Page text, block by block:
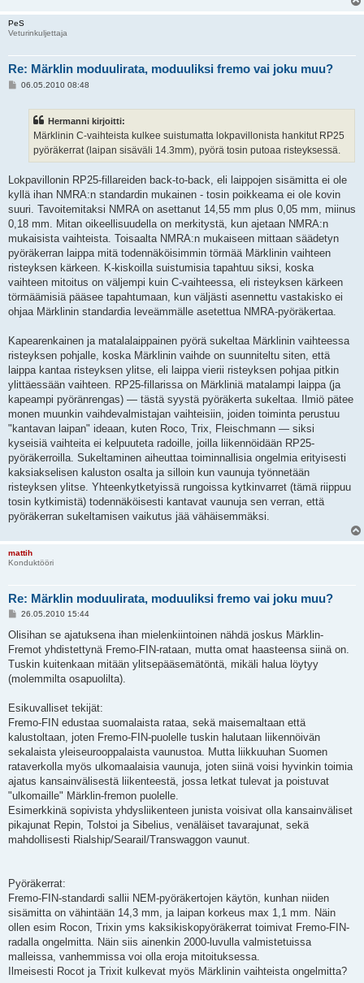
PeS
Veturinkuljettaja
Re: Märklin moduulirata, moduuliksi fremo vai joku muu?
V06.05.2010 08:48
Hermanni kirjoitti:
Märklinin C-vaihteista kulkee suistumatta lokpavillonista hankitut RP25
pyöräkerrat (laipan sisäväli 14.3mm), pyörä tosin putoaa risteyksessä.
Lokpavillonin RP25-fillareiden back-to-back, eli laippojen sisämitta ei ole
kyllä ihan NMRA:n standardin mukainen - tosin poikkeama ei ole kovin
suuri. Tavoitemitaksi NMRA on asettanut 14,55 mm plus 0,05 mm, miinus
0,18 mm. Mitan oikeellisuudella on merkitystä, kun ajetaan NMRA:n
mukaisista vaihteista. Toisaalta NMRA:n mukaiseen mittaan säädetyn
pyöräkerran laippa mitä todennäköisimmin törmää Märklinin vaihteen
risteyksen kärkeen. K-kiskoilla suistumisia tapahtuu siksi, koska
vaihteen mitoitus on väljempi kuin C-vaihteessa, eli risteyksen kärkeen
törmäämisiä pääsee tapahtumaan, kun väljästi asennettu vastakisko ei
ohjaa Märklinin standardia leveämmälle asetettua NMRA-pyöräkertaa.
Kapearenkainen ja matalalaippainen pyörä sukeltaa Märklinin vaihteessa
risteyksen pohjalle, koska Märklinin vaihde on suunniteltu siten, että
laippa kantaa risteyksen ylitse, eli laippa vierii risteyksen pohjaa pitkin
ylittäessään vaihteen. RP25-fillarissa on Märkliniä matalampi laippa (ja
kapeampi pyöränrengas) — tästä syystä pyöräkerta sukeltaa. Ilmiö pätee
monen muunkin vaihdevalmistajan vaihteisiin, joiden toiminta perustuu
"kantavan laipan" ideaan, kuten Roco, Trix, Fleischmann — siksi
kyseisiä vaihteita ei kelpuuteta radoille, joilla liikennöidään RP25-
pyöräkerroilla. Sukeltaminen aiheuttaa toiminnallisia ongelmia erityisesti
kaksiakselisen kaluston osalta ja silloin kun vaunuja työnnetään
risteyksen ylitse. Yhteenkytketyissä rungoissa kytkinvarret (tämä riippuu
tosin kytkimistä) todennäköisesti kantavat vaunuja sen verran, että
pyöräkerran sukeltamisen vaikutus jää vähäisemmäksi.
mattih
Konduktööri
Re: Märklin moduulirata, moduuliksi fremo vai joku muu?
V
e
t
i
26.05.2010 15:44
Olisihan se ajatuksena ihan mielenkiintoinen nähdä joskus Märklin-
Fremot yhdistettynä Fremo-FIN-rataan, mutta omat haasteensa siinä on.
Tuskin kuitenkaan mitään ylitsepääsemätöntä, mikäli halua löytyy
(molemmilta osapuolilta).
Esikuvalliset tekijät:
Fremo-FIN edustaa suomalaista rataa, sekä maisemaltaan että
kalustoltaan, joten Fremo-FIN-puolelle tuskin halutaan liikennöivän
sekalaista yleiseurooppalaista vaunustoa. Mutta liikkuuhan Suomen
rataverkolla myös ulkomaalaisia vaunuja, joten siinä voisi hyvinkin toimia
ajatus kansainvälisestä liikenteestä, jossa letkat tulevat ja poistuvat
"ulkomaille" Märklin-fremon puolelle.
Esimerkkinä sopivista yhdysliikenteen junista voisivat olla kansainväliset
pikajunat Repin, Tolstoi ja Sibelius, venäläiset tavarajunat, sekä
mahdollisesti Rialship/Searail/Transwaggon vaunut.
Pyöräkerrat:
Fremo-FIN-standardi sallii NEM-pyöräkertojen käytön, kunhan niiden
sisämitta on vähintään 14,3 mm, ja laipan korkeus max 1,1 mm. Näin
ollen esim Rocon, Trixin yms kaksikiskopyöräkerrat toimivat Fremo-FIN-
radalla ongelmitta. Näin siis ainenkin 2000-luvulla valmistetuissa
malleissa, vanhemmissa voi olla eroja mitoituksessa.
Ilmeisesti Rocot ja Trixit kulkevat myös Märklinin vaihteista ongelmitta?